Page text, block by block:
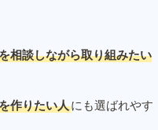
相談しながら取り組みたい
作りたい人にも選ばれやす